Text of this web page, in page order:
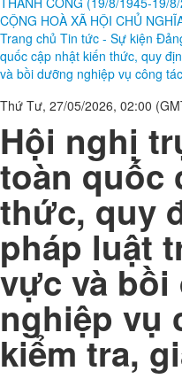
CỘNG HOÀ XÃ HỘI CHỦ
Trang chủ Tin tức - Sự kiện
quốc cập nhật kiến thức, quy
và bồi dưỡng nghiệp vụ công
Thứ Tư, 27/05/2026, 02:00
Hội nghị
toàn quốc
thức, quy
pháp luật
vực và
nghiệp vụ
kiểm tra,